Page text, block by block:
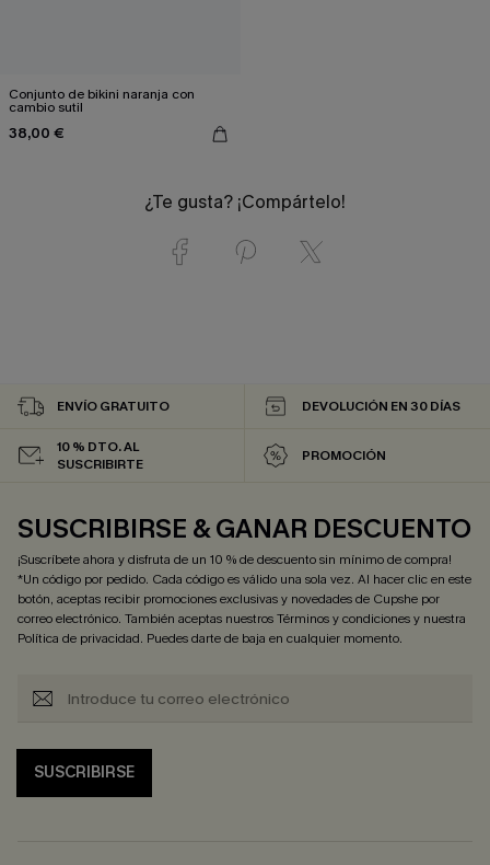
Conjunto de bikini naranja con
cambio sutil
38,00 €
¿Te gusta? ¡Compártelo!
ENVÍO GRATUITO DEVOLUCIÓN EN 30 DÍAS
10 % DTO. AL
SUSCRIBIRTE
PROMOCIÓN
SUSCRIBIRSE & GANAR DESCUENTO
¡Suscríbete ahora y disfruta de un 10 % de descuento sin mínimo de compra!
*Un código por pedido. Cada código es válido una sola vez. Al hacer clic en este
botón, aceptas recibir promociones exclusivas y novedades de Cupshe por
correo electrónico. También aceptas nuestrosTérminos y condicionesy nuestra
Política de privacidad. Puedes darte de baja en cualquier momento.
SUSCRIBIRSE